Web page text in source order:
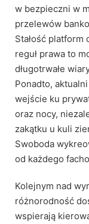
w bezpieczni w
przelewów
Stałość
reguł prawa to
długotrwałe
Ponadto,
wejście ku
oraz nocy,
zakątku u kuli
Swoboda
od każdego
Kolejnym nad
różnorodność
wspierają